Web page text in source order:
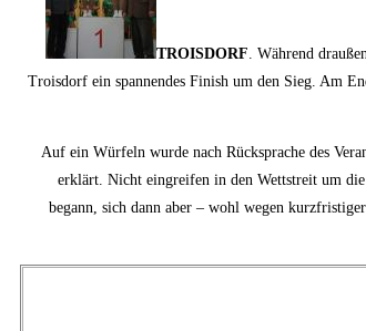
TROISDORF. Während
Troisdorf ein spannendes Finish um den Sieg. Am
Auf ein Würfeln wurde nach Rücksprache des
erklärt. Nicht eingreifen in den Wettstreit um
begann, sich dann aber – wohl wegen